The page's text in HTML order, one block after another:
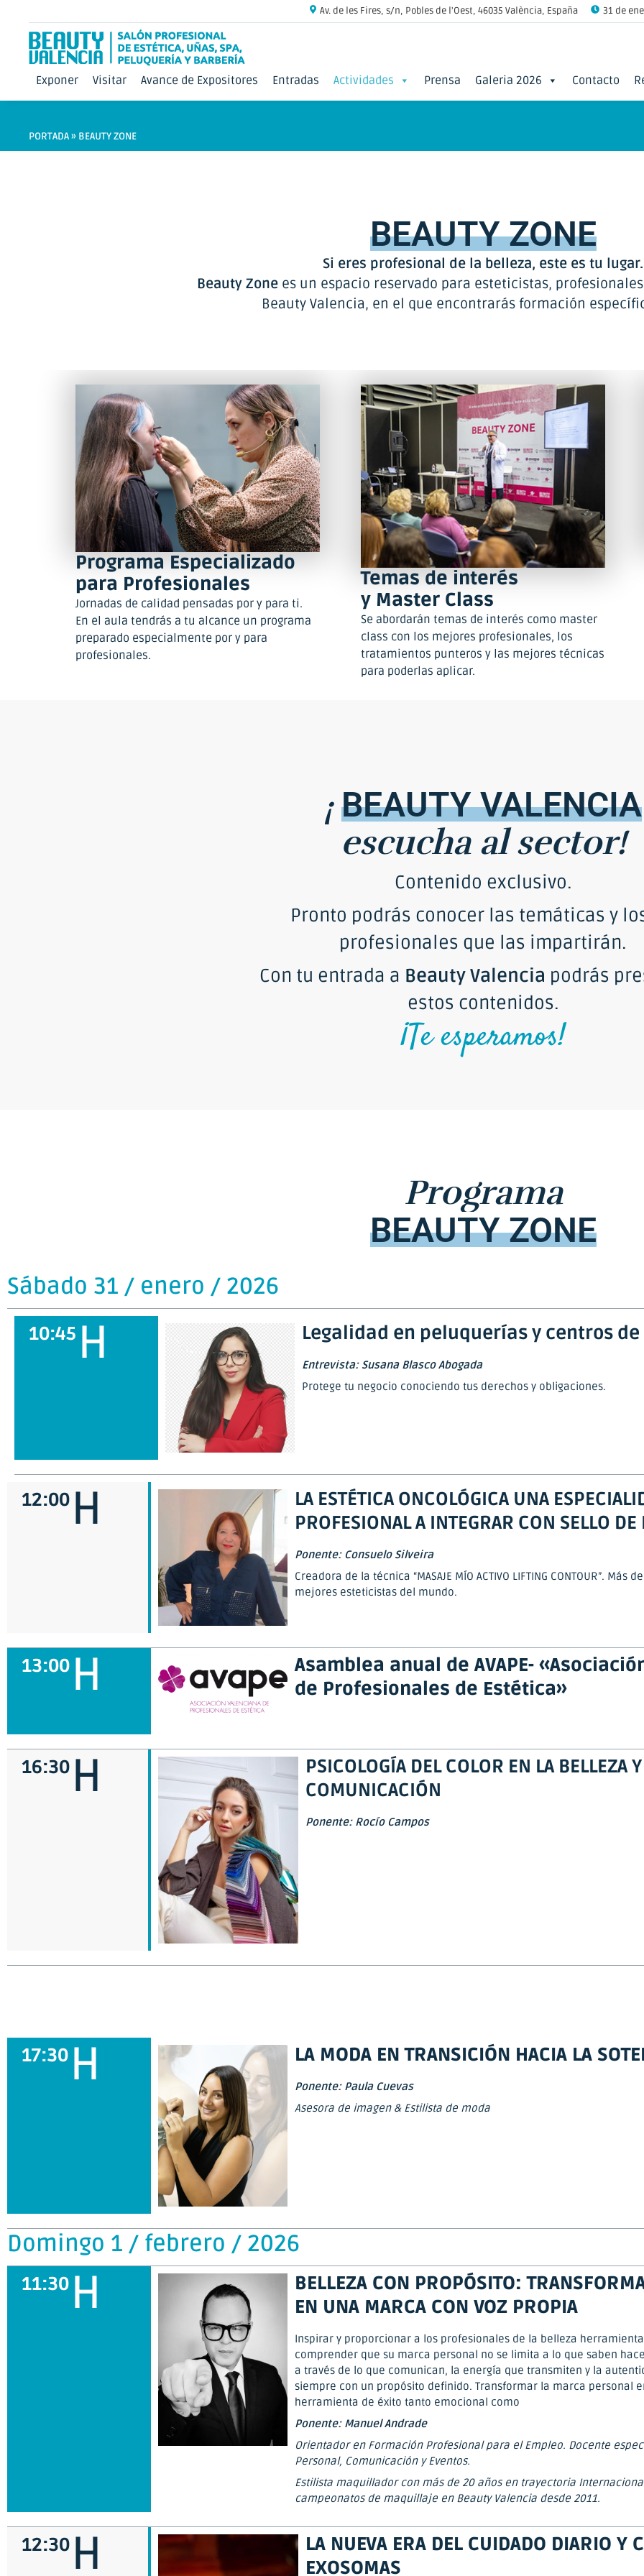
Av. de les Fires, s/n, Pobles de l'Oest, 46035 València, España 31 de
Exponer Visitar Avance de Expositores Entradas Actividades Prensa Galeria 2026 Contacto
PORTADA» BEAUTY ZONE
BEAUTY ZONE
Si eres profesional de la belleza, este es tu lugar.
Beauty Zonees un espacio reservado para esteticistas,
Beauty Valencia, en el que encontrarás formación
Programa Especializado
para Profesionales
Jornadas de calidad pensadas por y para ti.
En el aula tendrás a tu alcance un programa
preparado especialmente por y para
profesionales.
Temas de interés
y Master Class
Se abordarán temas de interés como master
class con los mejores profesionales, los
tratamientos punteros y las mejores técnicas
para poderlas aplicar.
¡ BEAUTY VALENCIA
escucha al sector!
Contenido exclusivo.
Pronto podrás conocer las temáticas y
profesionales que las impartirán.
Con tu entrada a Beauty Valencia podrás
estos contenidos.
¡Te esperamos!
Programa
BEAUTY ZONE
Sábado 31 / enero / 2026
10:45 H Legalidad en peluquerías y centros
Entrevista: Susana Blasco Abogada
Protege tu negocio conociendo tus derechos y obligaciones.
12:00 H
LA ESTÉTICA ONCOLÓGICA UNA
PROFESIONAL A INTEGRAR CON SELLO DE
Ponente: Consuelo Silveira
Creadora de la técnica “MASAJE MÍO ACTIVO LIFTING CONTOUR”.
mejores esteticistas del mundo.
13:00 H
Asamblea anual de AVAPE-
de Profesionales de Estética»
16:30 H
PSICOLOGÍA DEL COLOR EN LA BELLEZA
COMUNICACIÓN
Ponente: Rocío Campos
17:30 H LA MODA EN TRANSICIÓN HACIA LA
Ponente: Paula Cuevas
Asesora de imagen & Estilista de moda
Domingo 1 / febrero / 2026
11:30 H
BELLEZA CON PROPÓSITO:
EN UNA MARCA CON VOZ PROPIA
Inspirar y proporcionar a los profesionales de la belleza
comprender que su marca personal no se limita a lo que saben
a través de lo que comunican, la energía que transmiten y la
siempre con un propósito definido. Transformar la marca personal
herramienta de éxito tanto emocional como
Ponente: Manuel Andrade
Orientador en Formación Profesional para el Empleo. Docente
Personal, Comunicación y Eventos.
Estilista maquillador con más de 20 años en trayectoria
campeonatos de maquillaje en Beauty Valencia desde 2011.
12:30 H
LA NUEVA ERA DEL CUIDADO DIARIO Y
EXOSOMAS